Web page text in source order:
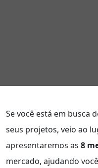
Se você está em busca
seus projetos, veio ao
apresentaremos as 8
mercado, ajudando